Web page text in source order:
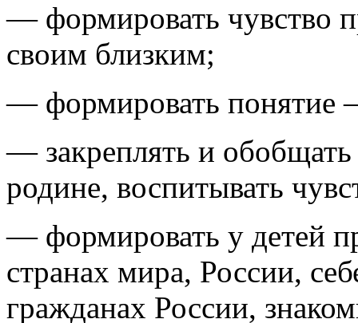
— формировать чувство
своим близким;
— формировать понятие
— закреплять и обобщать
родине, воспитывать
— формировать у детей
странах мира, России,
гражданах России,